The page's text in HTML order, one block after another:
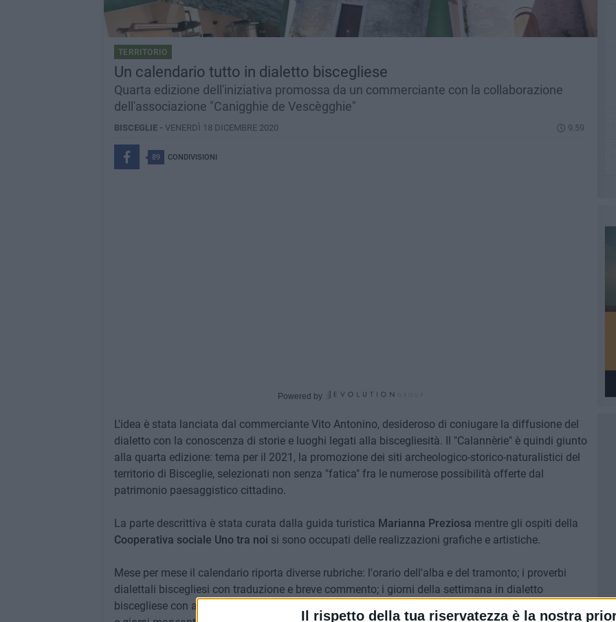
Il rispetto della tua riservatezza è la nostra
TERRITORIO
Un calendario tutto in dialetto biscegliese
Quarta edizione dell'iniziativa promossa da un commerciante con la collaborazione
dell'associazione "Canigghie de Vescègghie"
BISCEGLIE - VENERDÌ 18 DICEMBRE 2020 9.59
89 CONDIVISIONI
Powered by
L'idea è stata lanciata dal commerciante Vito Antonino, desideroso di coniugare la diffusione del
dialetto con la conoscenza di storie e luoghi legati alla biscegliesità. Il "Calannèrie" è quindi giunto
alla quarta edizione: tema per il 2021, la promozione dei siti archeologico-storico-naturalistici del
territorio di Bisceglie, selezionati non senza "fatica" fra le numerose possibilità offerte dal
patrimonio paesaggistico cittadino.
La parte descrittiva è stata curata dalla guida turistica Marianna Preziosa mentre gli ospiti della
Cooperativa sociale Uno tra noi si sono occupati delle realizzazioni grafiche e artistiche.
Mese per mese il calendario riporta diverse rubriche: l'orario dell'alba e del tramonto; i proverbi
dialettali biscegliesi con traduzione e breve commento; i giorni della settimana in dialetto
biscegliese con annotazioni particolari in dialetto; giorni e settimane trascorsi dall'inizio dell'anno